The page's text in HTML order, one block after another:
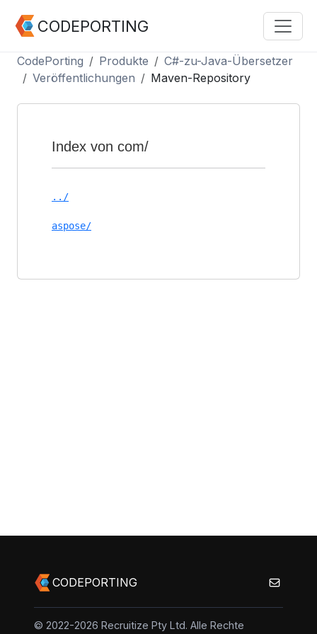
CODEPORTING
CodePorting Produkte
C#-zu-Java-Übersetzer
Veröffentlichungen
Maven-Repository
Index von com/
../
aspose/
CODEPORTING
© 2022-2026 Recruitize Pty Ltd. Alle Rechte